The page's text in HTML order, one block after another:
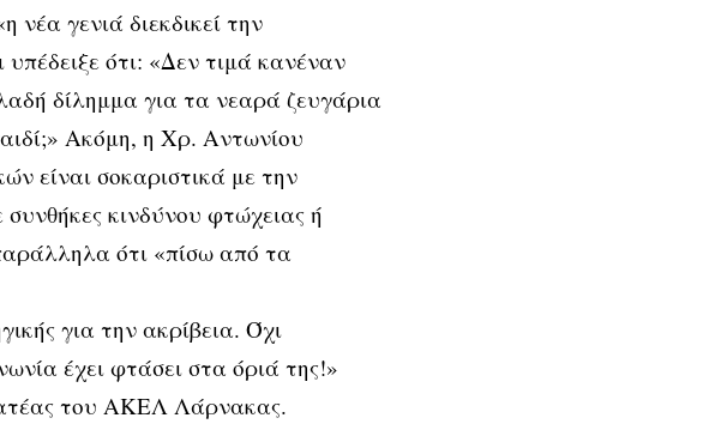
νέα γενιά διεκδικεί την
υπέδειξε ότι: «Δεν τιμά κανέναν
δίλημμα για τα νεαρά ζευγάρια
Ακόμη, η Χρ. Αντωνίου
είναι σοκαριστικά με την
κινδύνου φτώχειας ή
ότι «πίσω από τα
για την ακρίβεια. Όχι
έχει φτάσει στα όριά της!»
του ΑΚΕΛ Λάρνακας.